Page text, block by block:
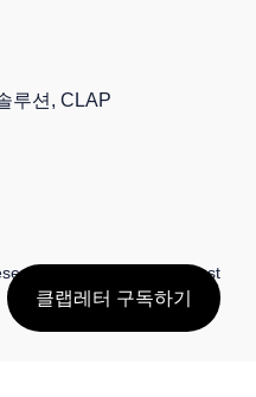
루션, CLAP
Published with Ghost
클랩레터 구독하기